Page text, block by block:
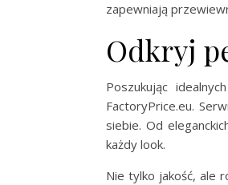
zapewniają
Odkryj
Poszukując
FactoryPrice.eu.
siebie. Od
każdy look.
Nie tylko jakość, ale